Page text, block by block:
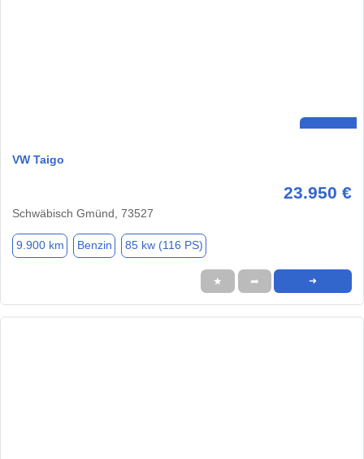
VW Taigo
23.950 €
Schwäbisch Gmünd, 73527
9.900 km Benzin 85 kw (116 PS)
★ ➦ ➜